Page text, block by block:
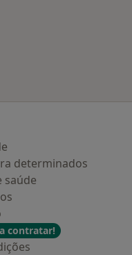
determinados
saúde
contratar!